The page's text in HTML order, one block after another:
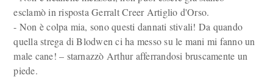
esclamò in risposta Gerralt Creer Artiglio d'Orso.
- Non è colpa mia, sono questi dannati stivali! Da quando
quella strega di Blodwen ci ha messo su le mani mi fanno un
male cane! – starnazzò Arthur afferrandosi bruscamente un
piede.